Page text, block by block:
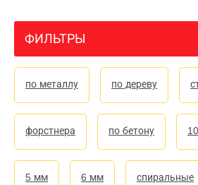
ФИЛЬТРЫ
по металлу по дереву
форстнера по бетону
5 мм 6 мм спиральные